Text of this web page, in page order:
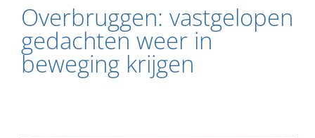
Overbruggen: vastgelopen
gedachten weer in
beweging krijgen